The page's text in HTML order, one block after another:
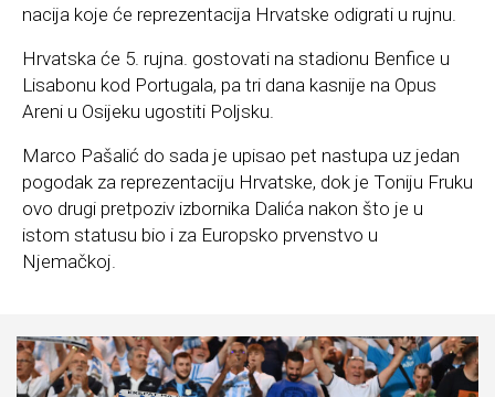
nacija koje će reprezentacija Hrvatske odigrati u rujnu.
Hrvatska će 5. rujna. gostovati na stadionu Benfice u
Lisabonu kod Portugala, pa tri dana kasnije na Opus
Areni u Osijeku ugostiti Poljsku.
Marco Pašalić do sada je upisao pet nastupa uz jedan
pogodak za reprezentaciju Hrvatske, dok je Toniju Fruku
ovo drugi pretpoziv izbornika Dalića nakon što je u
istom statusu bio i za Europsko prvenstvo u
Njemačkoj.